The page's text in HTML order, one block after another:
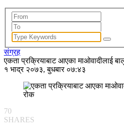
संग्रह
एकता प्रक्रियाबाट आएका माओवादीलाई
१ भाद्र २०७३, बुधबार ०७:४३
70
SHARES